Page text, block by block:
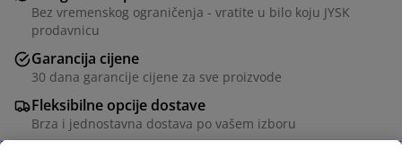
Bez vremenskog ograničenja - vratite u bilo koju JYSK
prodavnicu
Garancija cijene
30 dana garancije cijene za sve proizvode
Fleksibilne opcije dostave
Brza i jednostavna dostava po vašem izboru